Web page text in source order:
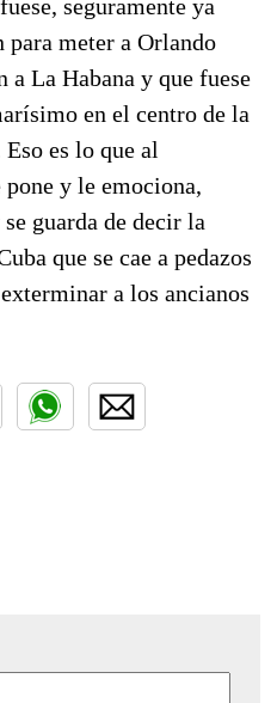
seguramente ya
para meter a Orlando
La Habana y que fuese
en el centro de la
es lo que al
y le emociona,
guarda de decir la
que se cae a pedazos
a los ancianos